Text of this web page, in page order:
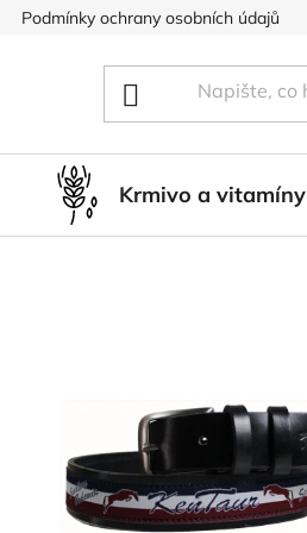
Podmínky ochrany osobních údajů
Krmivo a vitamíny